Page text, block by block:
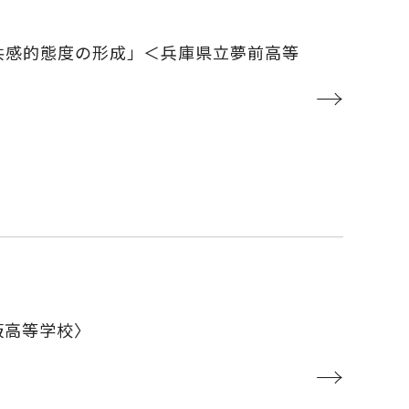
的態度の形成」＜兵庫県立夢前高等
→
等学校〉
→